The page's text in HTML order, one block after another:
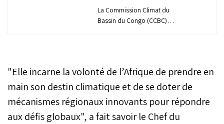
La Commission Climat du
Bassin du Congo (CCBC) a
Mohammed VI en matière
d'action climatique
africaine, mettant en avant
les efforts du Souverain en
faveur de la coopération
"Elle incarne la volonté de l’Afrique de prendre en
main son destin climatique et de se doter de
mécanismes régionaux innovants pour répondre
aux défis globaux", a fait savoir le Chef du